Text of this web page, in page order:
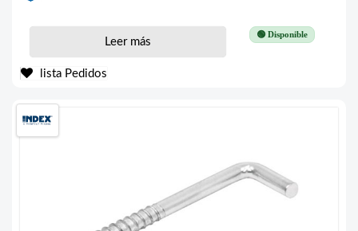
🟢 Disponible
Leer más
lista Pedidos